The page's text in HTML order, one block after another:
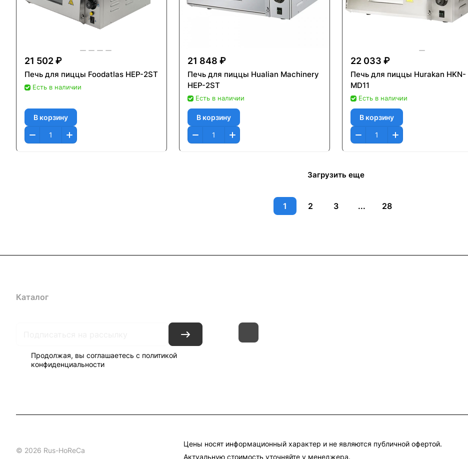
21 502 ₽
Печь для пиццы Foodatlas HEP-2ST
Есть в наличии
В корзину
21 848 ₽
Печь для пиццы Hualian Machinery
HEP-2ST
Есть в наличии
В корзину
22 033 ₽
Печь для пиццы Hurakan HKN-
MD11
Есть в наличии
В корзину
Загрузить еще
1 2 3 ... 28
Каталог
Продолжая, вы соглашаетесь с политикой
конфиденциальности
© 2026 Rus-HoReCa
Цены носят информационный характер и не являются публичной офертой.
Актуальную стоимость уточняйте у менеджера.